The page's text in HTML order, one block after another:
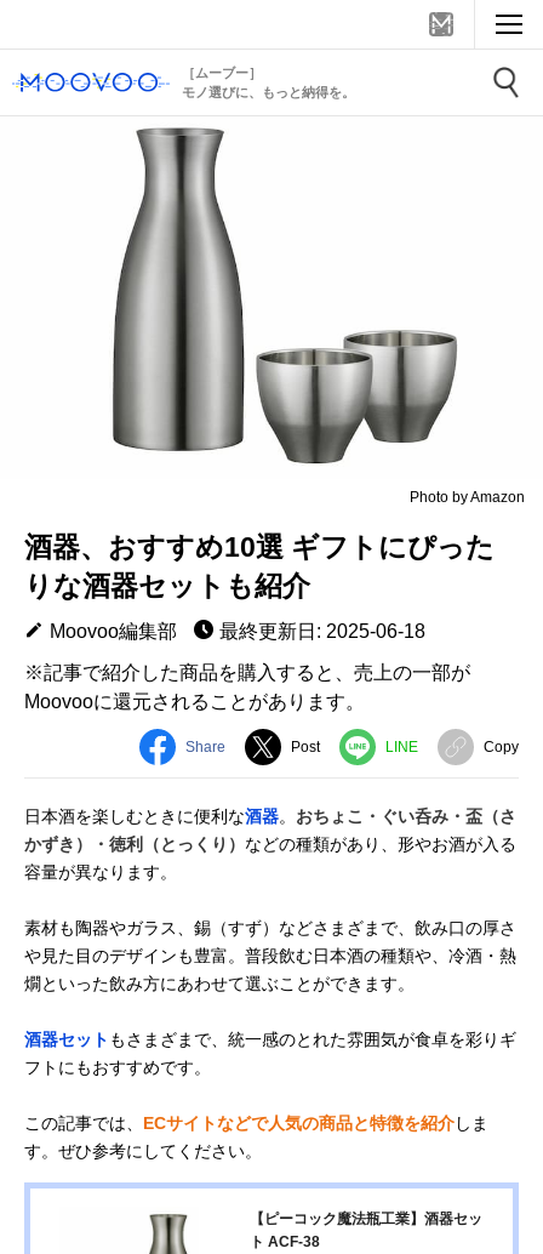
［ムーブー］
モノ選びに、もっと納得を。
Photo by Amazon
酒器、おすすめ10選 ギフトにぴった
りな酒器セットも紹介
Moovoo編集部
最終更新日: 2025-06-18
※記事で紹介した商品を購入すると、売上の一部が
Moovooに還元されることがあります。
Share Post LINE Copy
日本酒を楽しむときに便利な酒器。 おちょこ・ぐい呑み・盃（さ
かずき）・徳利（とっくり） などの種類があり、形やお酒が入る
容量が異なります。
素材も陶器やガラス、錫（すず）などさまざまで、飲み口の厚さ
や見た目のデザインも豊富。普段飲む日本酒の種類や、冷酒・熱
燗といった飲み方にあわせて選ぶことができます。
酒器セット もさまざまで、統一感のとれた雰囲気が食卓を彩りギ
フトにもおすすめです。
この記事では、 ECサイトなどで人気の商品と特徴を紹介しま
す。ぜひ参考にしてください。
【ピーコック‎魔法瓶工業】酒器セッ
ト ACF-38